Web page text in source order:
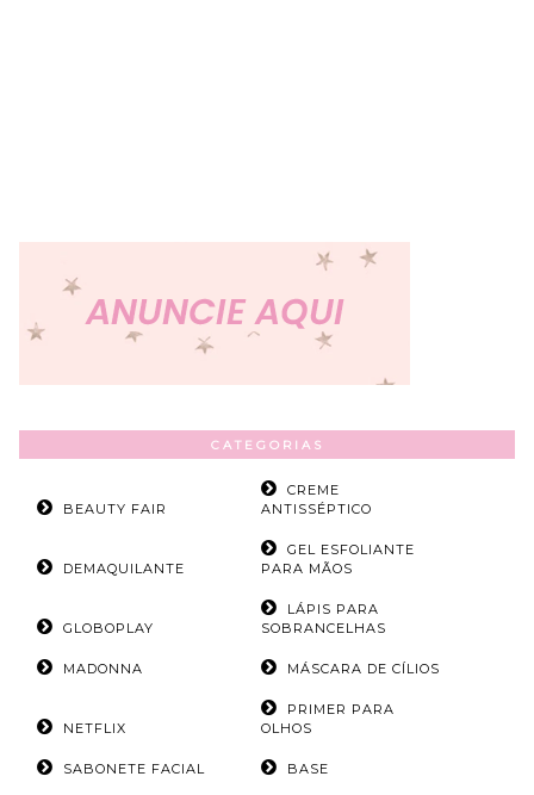
CATEGORIAS
BEAUTY FAIR
CREME
ANTISSÉPTICO
DEMAQUILANTE
GEL ESFOLIANTE
PARA MÃOS
GLOBOPLAY
LÁPIS PARA
SOBRANCELHAS
MADONNA MÁSCARA DE CÍLIOS
NETFLIX
PRIMER PARA
OLHOS
SABONETE FACIAL BASE